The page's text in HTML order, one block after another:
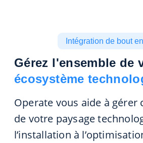
Intégration de bout
Gérez l'ensemble de
écosystème
Operate vous aide à gérer
de votre paysage
l’installation à